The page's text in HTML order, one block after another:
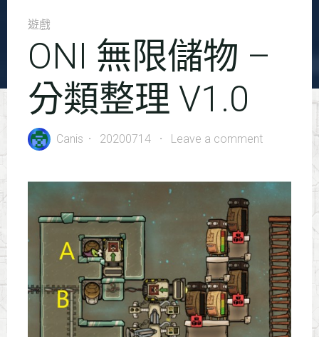
遊戲
ONI 無限儲物 –
分類整理 V1.0
Canis 20200714 Leave a comment